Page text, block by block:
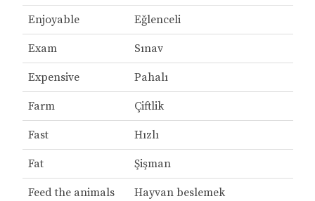
Enjoyable Eğlenceli
Exam Sınav
Expensive Pahalı
Farm Çiftlik
Fast Hızlı
Fat Şişman
Feed the animals Hayvan beslemek